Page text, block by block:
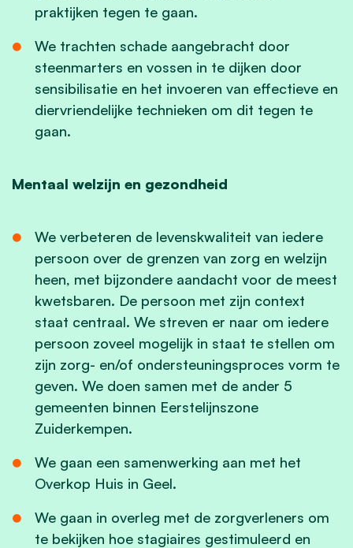
praktijken tegen te gaan.
We trachten schade aangebracht door
steenmarters en vossen in te dijken door
sensibilisatie en het invoeren van effectieve en
diervriendelijke technieken om dit tegen te
gaan.
Mentaal welzijn en gezondheid
We verbeteren de levenskwaliteit van iedere
persoon over de grenzen van zorg en welzijn
heen, met bijzondere aandacht voor de meest
kwetsbaren. De persoon met zijn context
staat centraal. We streven er naar om iedere
persoon zoveel mogelijk in staat te stellen om
zijn zorg- en/of ondersteuningsproces vorm te
geven. We doen samen met de ander 5
gemeenten binnen Eerstelijnszone
Zuiderkempen.
We gaan een samenwerking aan met het
Overkop Huis in Geel.
We gaan in overleg met de zorgverleners om
te bekijken hoe stagiaires gestimuleerd en